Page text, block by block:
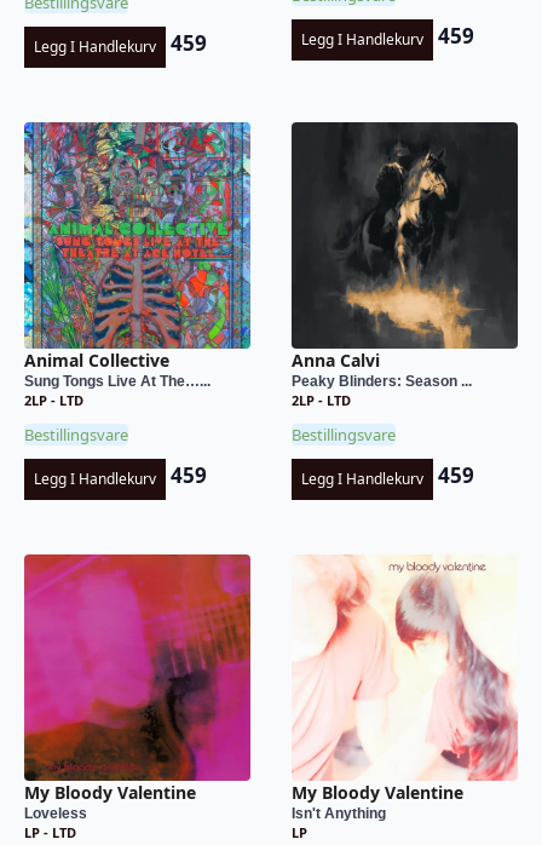
Legg I Handlekurv 459 Legg I Handlekurv 459
Animal Collective
Sung Tongs Live At The…...
2LP - LTD
Bestillingsvare
Legg I Handlekurv 459
Anna Calvi
Peaky Blinders: Season ...
2LP - LTD
Bestillingsvare
Legg I Handlekurv 459
My Bloody Valentine
Loveless
LP - LTD
My Bloody Valentine
Isn't Anything
LP